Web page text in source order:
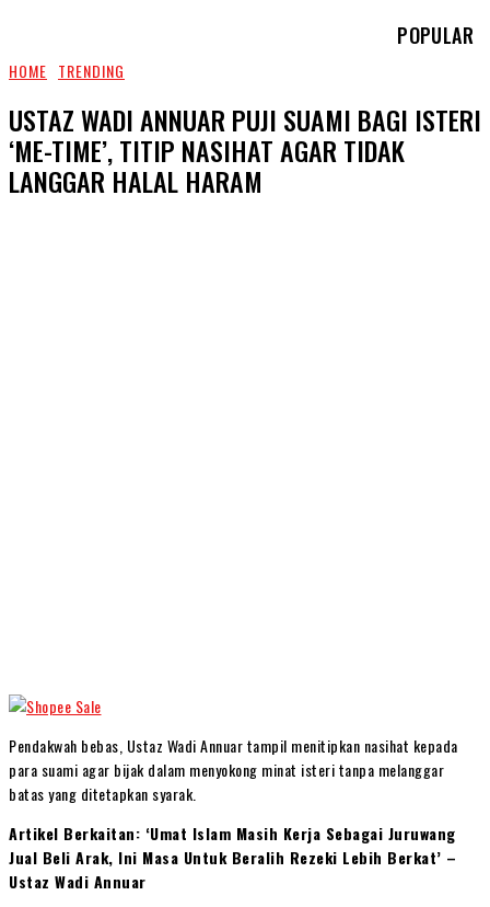
POPULAR
HOME TRENDING
USTAZ WADI ANNUAR PUJI SUAMI BAGI ISTERI
‘ME-TIME’, TITIP NASIHAT AGAR TIDAK
LANGGAR HALAL HARAM
Pendakwah bebas, Ustaz Wadi Annuar tampil menitipkan nasihat kepada
para suami agar bijak dalam menyokong minat isteri tanpa melanggar
batas yang ditetapkan syarak.
Artikel Berkaitan: ‘Umat Islam Masih Kerja Sebagai Juruwang
Jual Beli Arak, Ini Masa Untuk Beralih Rezeki Lebih Berkat’ –
Ustaz Wadi Annuar